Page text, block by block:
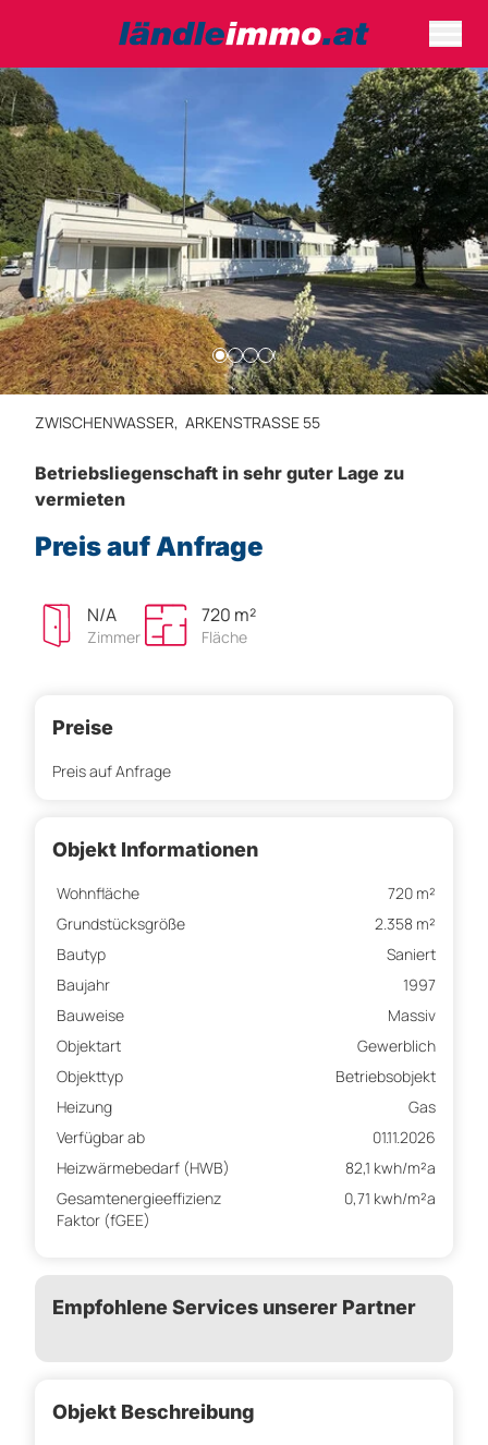
ZWISCHENWASSER, ARKENSTRASSE 55
Betriebsliegenschaft in sehr guter Lage zu
vermieten
Preis auf Anfrage
N/A
Zimmer
720 m²
Fläche
Preise
Preis auf Anfrage
Objekt Informationen
Wohnfläche
720 m²
Grundstücksgröße
2.358 m²
Bautyp
Saniert
Baujahr
1997
Bauweise
Massiv
Objektart
Gewerblich
Objekttyp
Betriebsobjekt
Heizung
Gas
Verfügbar ab
01.11.2026
Heizwärmebedarf (HWB)
82,1 kwh/m²a
Gesamtenergieeffizienz
Faktor (fGEE)
0,71 kwh/m²a
Empfohlene Services unserer Partner
Objekt Beschreibung